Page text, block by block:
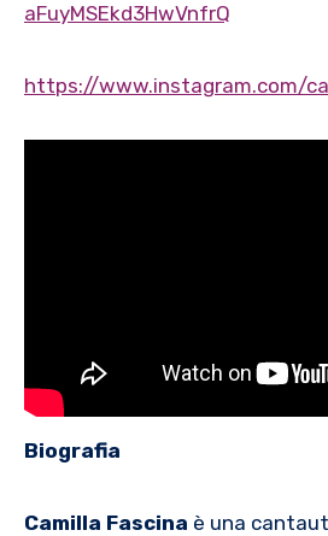
aFuyMSEkd3HwVnfrQ
https://www.instagram.com/
Biografia
Camilla Fascina è una